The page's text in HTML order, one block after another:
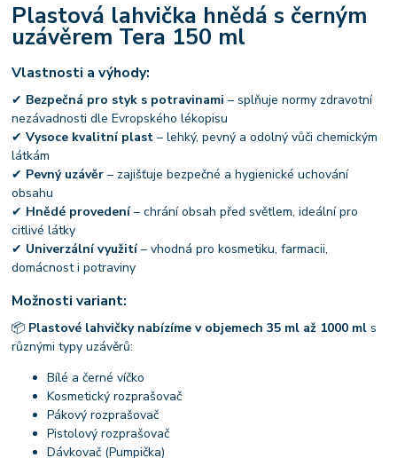
Plastová lahvička hnědá s černým
uzávěrem Tera 150 ml
Vlastnosti a výhody:
✔ Bezpečná pro styk s potravinami – splňuje normy zdravotní
nezávadnosti dle Evropského lékopisu
✔Vysoce kvalitní plast – lehký, pevný a odolný vůči chemickým
látkám
✔ Pevný uzávěr – zajišťuje bezpečné a hygienické uchování
obsahu
✔ Hnědé provedení– chrání obsah před světlem, ideální pro
citlivé látky
✔ Univerzální využití– vhodná pro kosmetiku, farmacii,
domácnost i potraviny
Možnosti variant:
📦 Plastové lahvičky nabízíme v objemech 35 ml až 1000 ml s
různými typy uzávěrů:
Bílé a černé víčko
Kosmetický rozprašovač
Pákový rozprašovač
Pistolový rozprašovač
Dávkovač (Pumpička)